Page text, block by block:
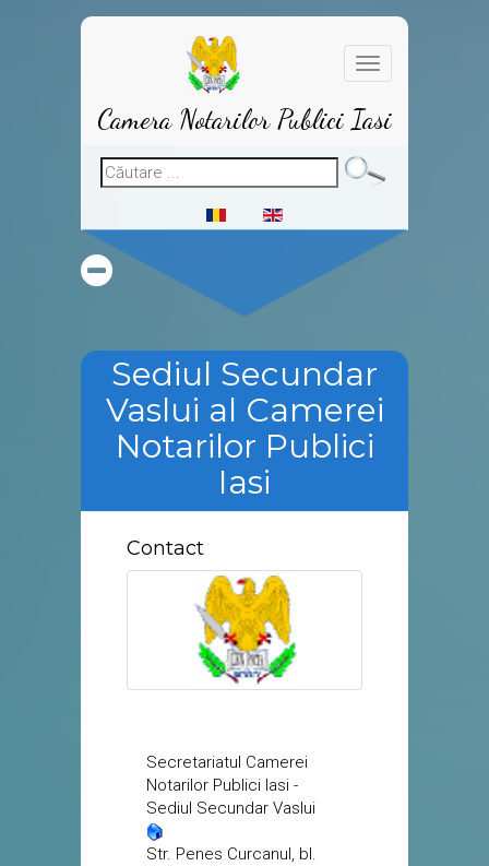
Toggle
Camera Notarilor Publici Iasi
Sediul Secundar
Vaslui al Camerei
Notarilor Publici
Iasi
Contact
Secretariatul Camerei
Notarilor Publici Iasi -
Sediul Secundar Vaslui
Str. Penes Curcanul, bl.